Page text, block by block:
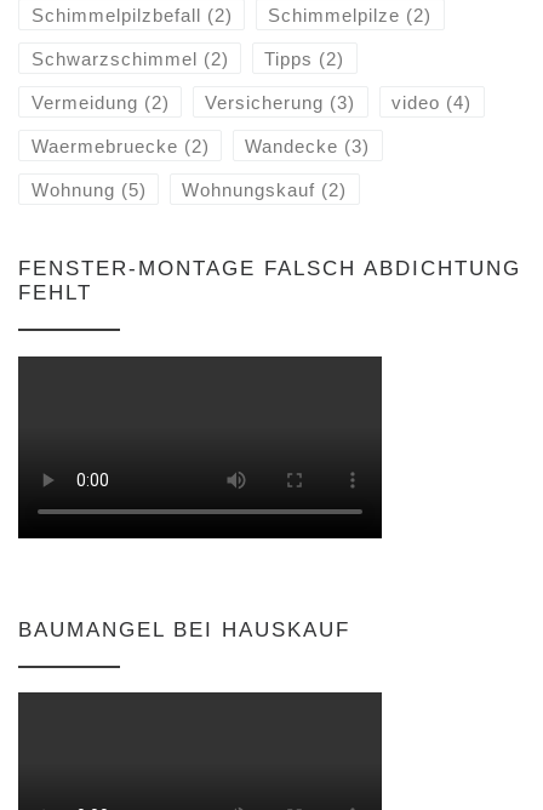
Schimmelpilzbefall (2) Schimmelpilze (2)
Schwarzschimmel (2) Tipps (2)
Vermeidung (2) Versicherung (3) video (4)
Waermebruecke (2) Wandecke (3)
Wohnung (5) Wohnungskauf (2)
FENSTER-MONTAGE FALSCH ABDICHTUNG
FEHLT
BAUMANGEL BEI HAUSKAUF